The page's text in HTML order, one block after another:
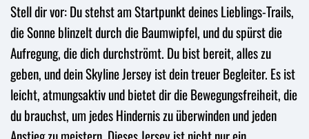
Stell dir vor: Du stehst am Startpunkt deines Lieblings-Trails,
die Sonne blinzelt durch die Baumwipfel, und du spürst die
Aufregung, die dich durchströmt. Du bist bereit, alles zu
geben, und dein Skyline Jersey ist dein treuer Begleiter. Es ist
leicht, atmungsaktiv und bietet dir die Bewegungsfreiheit, die
du brauchst, um jedes Hindernis zu überwinden und jeden